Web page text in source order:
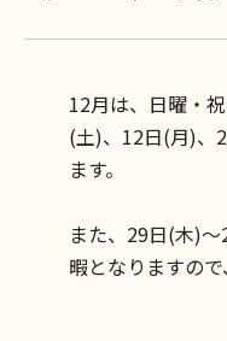
12月は、日曜・
(土)、12日(月)、
ます。
また、29日(木)
暇となりますの